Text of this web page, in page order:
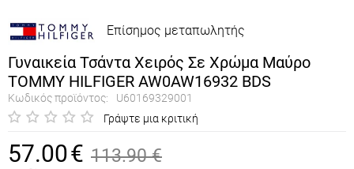
Επίσημος μεταπωλητής
Γυναικεία Τσάντα Χειρός Σε Χρώμα Μαύρο
TOMMY HILFIGER AW0AW16932 BDS
Κωδικός προϊόντος:
U60169329001
Γράψτε μια κριτική
57.00€ 113.90 €